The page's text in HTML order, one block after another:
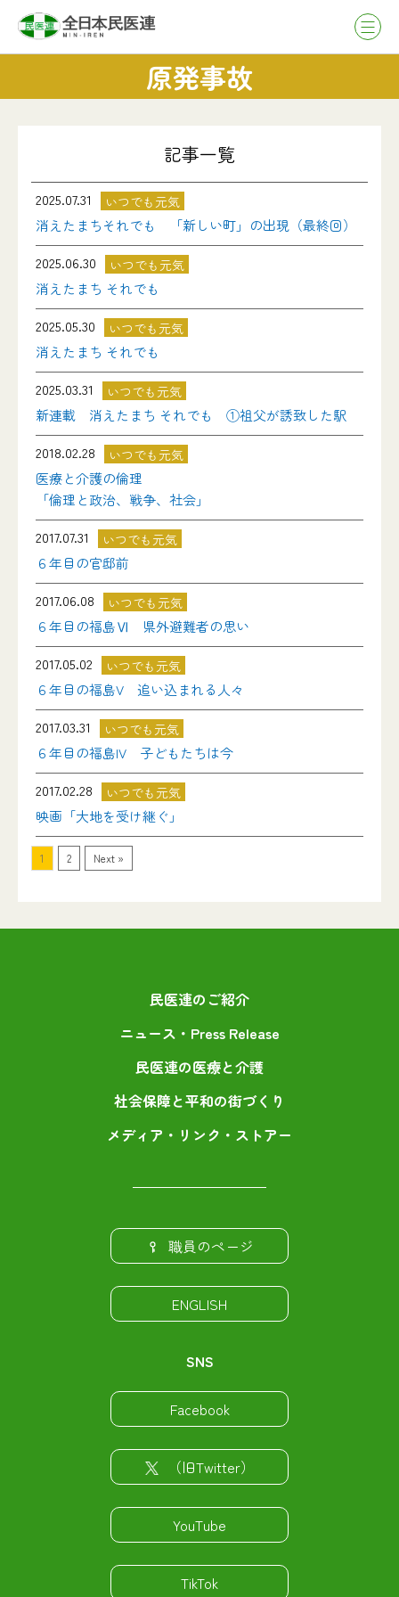
原発事故
記事一覧
2025.07.31 いつでも元気
消えたまちそれでも 「新しい町」の出現（最終回）
2025.06.30
いつでも元気
消えたまち それでも
2025.05.30
いつでも元気
消えたまち それでも
2025.03.31
いつでも元気
新連載 消えたまち それでも ①祖父が誘致した駅
2018.02.28
いつでも元気
医療と介護の倫理
「倫理と政治、戦争、社会」
2017.07.31
いつでも元気
６年目の官邸前
2017.06.08
いつでも元気
６年目の福島Ⅵ 県外避難者の思い
2017.05.02
いつでも元気
６年目の福島V 追い込まれる人々
2017.03.31
いつでも元気
６年目の福島IV 子どもたちは今
2017.02.28
いつでも元気
映画「大地を受け継ぐ」
1 2 Next »
民医連のご紹介
ニュース・Press Release
民医連の医療と介護
社会保障と平和の街づくり
メディア・リンク・ストアー
職員のページ
ENGLISH
SNS
Facebook
（旧Twitter）
YouTube
TikTok